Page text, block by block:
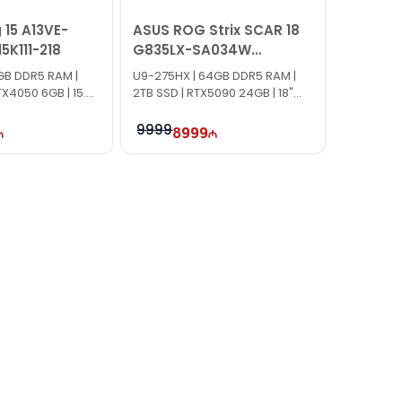
A13VE-
218
DDR5 RAM |
6GB | 15.6″
ASUS ROG Strix SCAR 18
G835LX-SA034W
90NR0LF1-M00470
U9-275HX | 64GB DDR5 RAM |
2TB SSD | RTX5090 24GB | 18"
99998999